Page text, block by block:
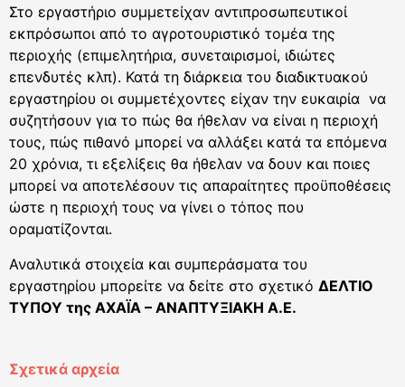
Στο εργαστήριο συμμετείχαν αντιπροσωπευτικοί
εκπρόσωποι από το αγροτουριστικό τομέα της
περιοχής (επιμελητήρια, συνεταιρισμοί, ιδιώτες
επενδυτές κλπ). Κατά τη διάρκεια του διαδικτυακού
εργαστηρίου οι συμμετέχοντες είχαν την ευκαιρία να
συζητήσουν για το πώς θα ήθελαν να είναι η περιοχή
τους, πώς πιθανό μπορεί να αλλάξει κατά τα επόμενα
20 χρόνια, τι εξελίξεις θα ήθελαν να δουν και ποιες
μπορεί να αποτελέσουν τις απαραίτητες προϋποθέσεις
ώστε η περιοχή τους να γίνει ο τόπος που
οραματίζονται.
Αναλυτικά στοιχεία και συμπεράσματα του
εργαστηρίου μπορείτε να δείτε στο σχετικό ΔΕΛΤΙΟ
ΤΥΠΟΥ της ΑΧΑΪΑ – ΑΝΑΠΤΥΞΙΑΚΗ Α.Ε.
Σχετικά αρχεία